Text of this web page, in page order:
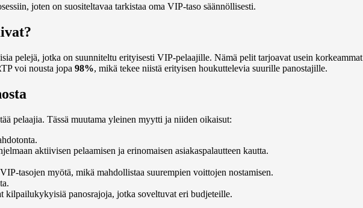
joten on suositeltavaa tarkistaa oma VIP-taso säännöllisesti.
pelejä, jotka on suunniteltu erityisesti VIP-pelaajille. Nämä pelit tarjoavat usein korkeammat
voi nousta jopa 98%, mikä tekee niistä erityisen houkuttelevia suurille panostajille.
pelaajia. Tässä muutama yleinen myytti ja niiden oikaisut:
aktiivisen pelaamisen ja erinomaisen asiakaspalautteen kautta.
tasojen myötä, mikä mahdollistaa suurempien voittojen nostamisen.
kilpailukykyisiä panosrajoja, jotka soveltuvat eri budjeteille.